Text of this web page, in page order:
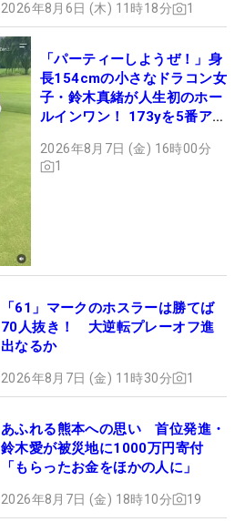
2026年8月6日 (木) 11時18分 1
「パーティーしようぜ！」身
長154cmの小さなドラコン女
子・鈴木真緒が人生初のホー
ルインワン！ 173yを5番アイ
2026年8月7日 (金) 16時00分
1
「61」マークのホスラーは勝てば
70人抜き！ 大逆転プレーオフ進
出なるか
2026年8月7日 (金) 11時30分 1
あふれる熊本への思い 首位発進・
鈴木愛が被災地に1000万円寄付
「もらったお金をほかの人に」
2026年8月7日 (金) 18時10分 19